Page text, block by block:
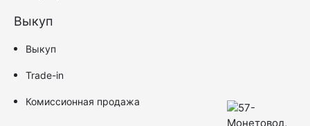
Выкуп
Выкуп
Trade-in
Комиссионная продажа